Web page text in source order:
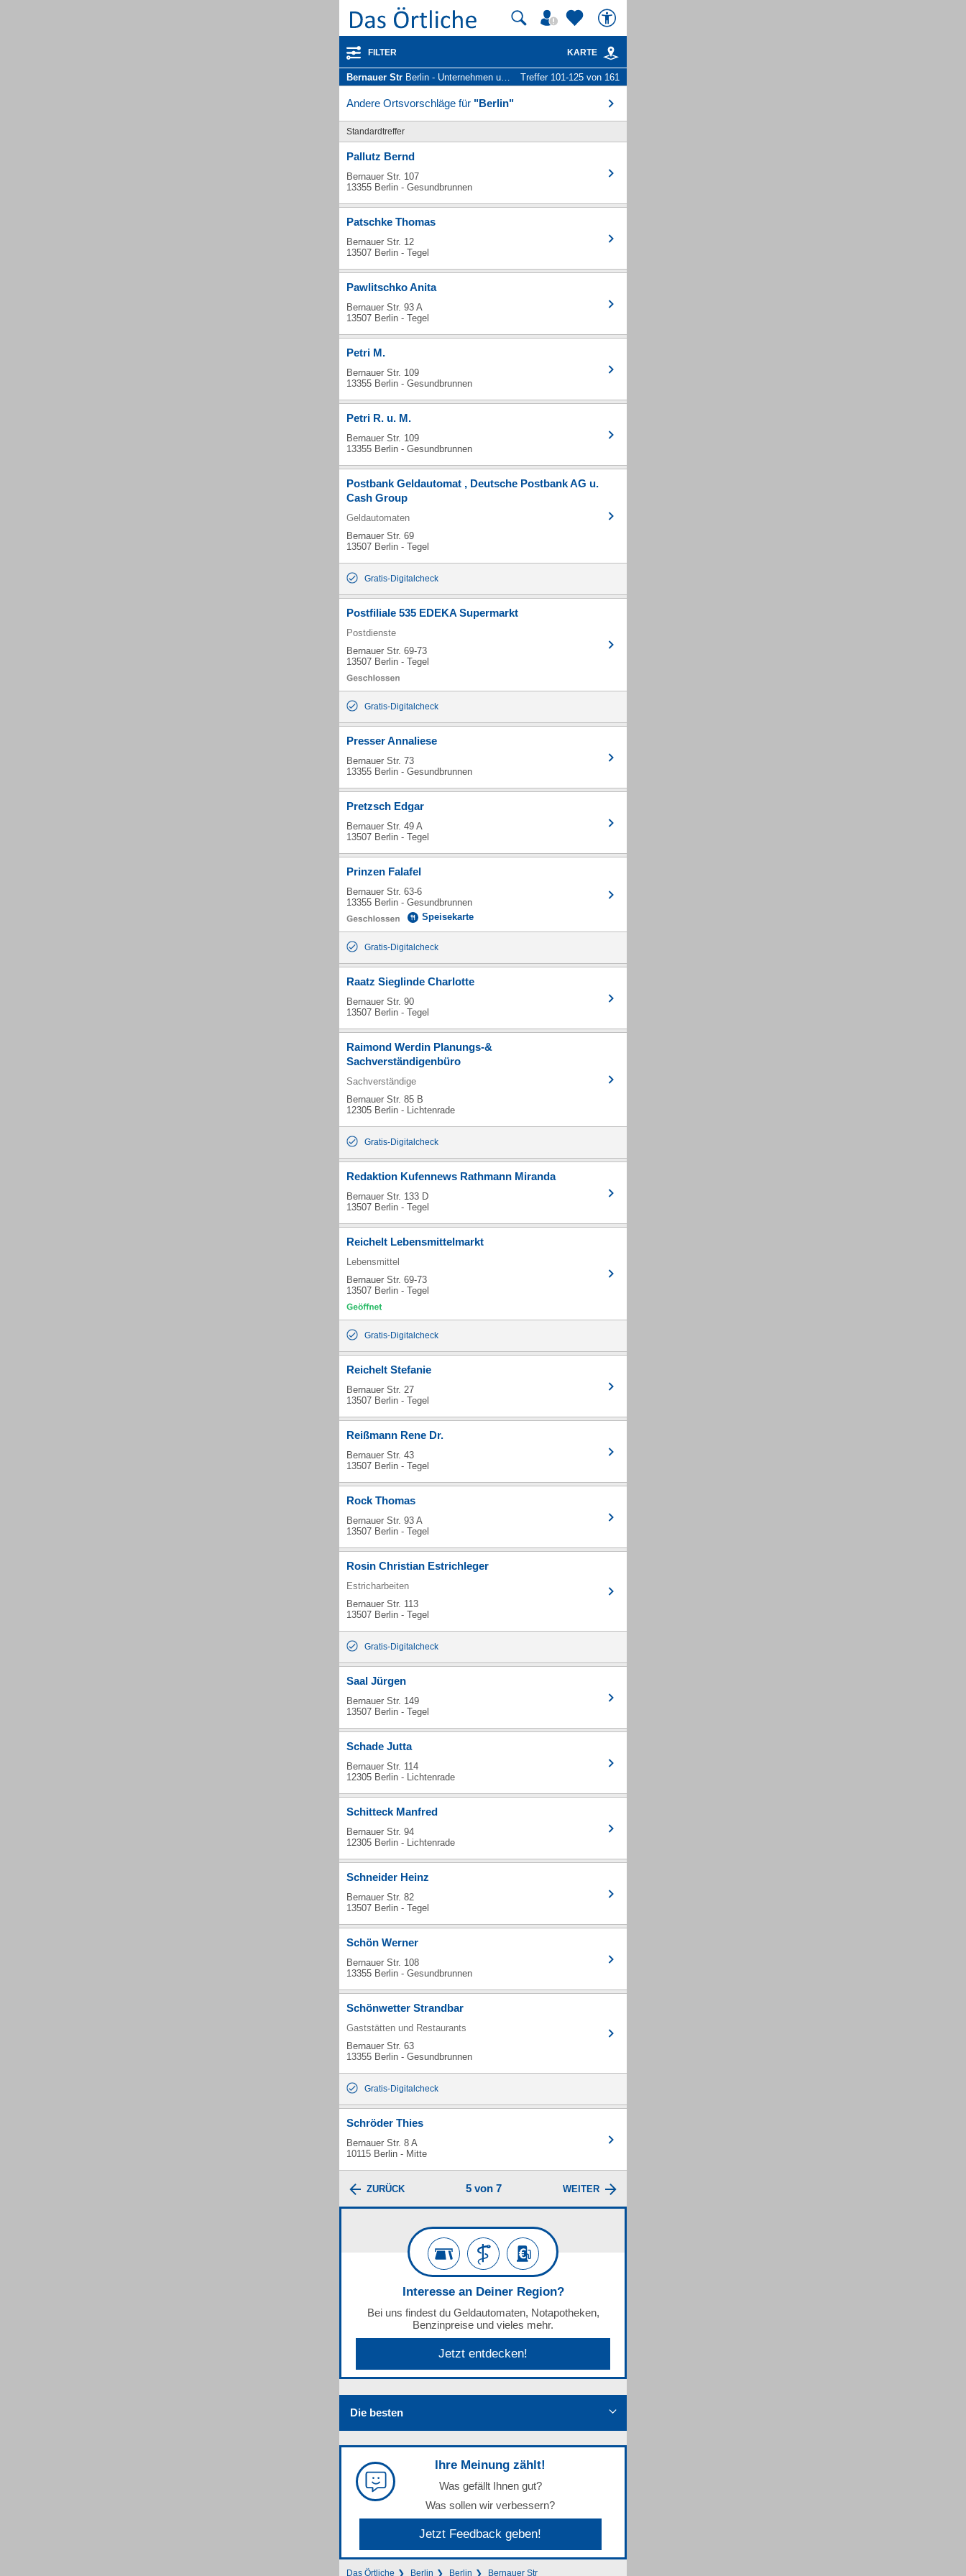
FILTER KARTE
Bernauer Str Berlin - Unternehmen und Personen Treffer 101-125 von 161
Andere Ortsvorschläge für "Berlin"
Standardtreffer
Pallutz Bernd
Bernauer Str. 107
13355 Berlin - Gesundbrunnen
Patschke Thomas
Bernauer Str. 12
13507 Berlin - Tegel
Pawlitschko Anita
Bernauer Str. 93 A
13507 Berlin - Tegel
Petri M.
Bernauer Str. 109
13355 Berlin - Gesundbrunnen
Petri R. u. M.
Bernauer Str. 109
13355 Berlin - Gesundbrunnen
Postbank Geldautomat , Deutsche Postbank AG u.
Cash Group
Geldautomaten
Bernauer Str. 69
13507 Berlin - Tegel
Gratis-Digitalcheck
Postfiliale 535 EDEKA Supermarkt
Postdienste
Bernauer Str. 69-73
13507 Berlin - Tegel
Gratis-Digitalcheck
Presser Annaliese
Bernauer Str. 73
13355 Berlin - Gesundbrunnen
Pretzsch Edgar
Bernauer Str. 49 A
13507 Berlin - Tegel
Prinzen Falafel
Bernauer Str. 63-6
13355 Berlin - Gesundbrunnen
Speisekarte
Gratis-Digitalcheck
Raatz Sieglinde Charlotte
Bernauer Str. 90
13507 Berlin - Tegel
Raimond Werdin Planungs-&
Sachverständigenbüro
Sachverständige
Bernauer Str. 85 B
12305 Berlin - Lichtenrade
Gratis-Digitalcheck
Redaktion Kufennews Rathmann Miranda
Bernauer Str. 133 D
13507 Berlin - Tegel
Reichelt Lebensmittelmarkt
Lebensmittel
Bernauer Str. 69-73
13507 Berlin - Tegel
Gratis-Digitalcheck
Reichelt Stefanie
Bernauer Str. 27
13507 Berlin - Tegel
Reißmann Rene Dr.
Bernauer Str. 43
13507 Berlin - Tegel
Rock Thomas
Bernauer Str. 93 A
13507 Berlin - Tegel
Rosin Christian Estrichleger
Estricharbeiten
Bernauer Str. 113
13507 Berlin - Tegel
Gratis-Digitalcheck
Saal Jürgen
Bernauer Str. 149
13507 Berlin - Tegel
Schade Jutta
Bernauer Str. 114
12305 Berlin - Lichtenrade
Schitteck Manfred
Bernauer Str. 94
12305 Berlin - Lichtenrade
Schneider Heinz
Bernauer Str. 82
13507 Berlin - Tegel
Schön Werner
Bernauer Str. 108
13355 Berlin - Gesundbrunnen
Schönwetter Strandbar
Gaststätten und Restaurants
Bernauer Str. 63
13355 Berlin - Gesundbrunnen
Gratis-Digitalcheck
Schröder Thies
Bernauer Str. 8 A
10115 Berlin - Mitte
ZURÜCK 5 von 7 WEITER
Interesse an Deiner Region?
Bei uns findest du Geldautomaten, Notapotheken,
Benzinpreise und vieles mehr.
Jetzt entdecken!
Die besten
Ihre Meinung zählt!
Was gefällt Ihnen gut?
Was sollen wir verbessern?
Jetzt Feedback geben!
Das Örtliche Berlin Berlin Bernauer Str